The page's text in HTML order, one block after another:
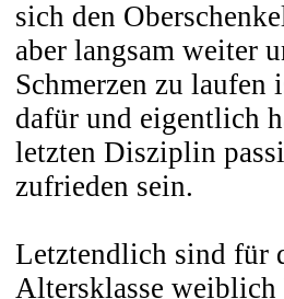
sich den
aber langsam weiter
Schmerzen zu laufen
dafür und eigentlich
letzten Disziplin
zufrieden sein.
Letztendlich sind für
Altersklasse